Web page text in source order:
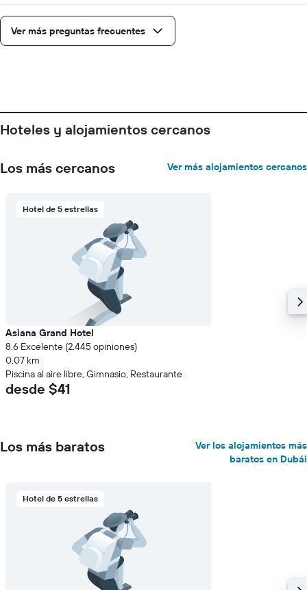
precio
promedio
Ver más preguntas frecuentes
Hoteles y alojamientos cercanos
Los más cercanos Ver más alojamientos cercanos
Hotel de 5 estrellas
Asiana Grand Hotel
8.6 Excelente (2.445 opiniones)
0,07 km
Piscina al aire libre, Gimnasio, Restaurante
desde $41
Los más baratos
Ver los alojamientos más
baratos en Dubái
Hotel de 5 estrellas